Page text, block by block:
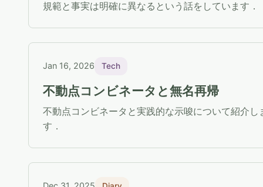
規範と事実は明確に異なるという話をしています．
Jan 16, 2026 Tech
不動点コンビネータと無名再帰
不動点コンビネータと実践的な示唆について紹介し
す．